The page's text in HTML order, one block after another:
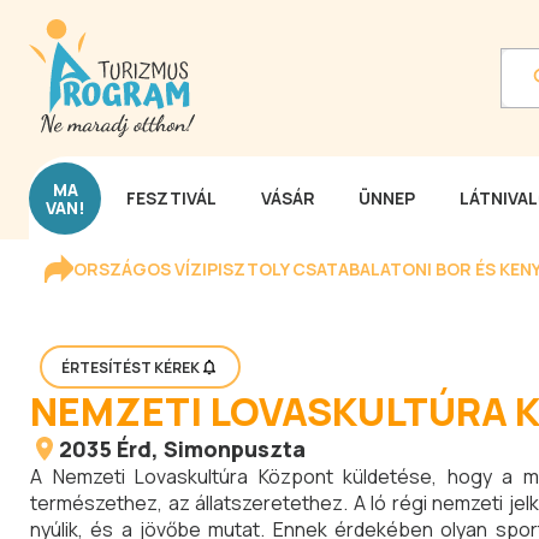
MA
VAN! FESZTIVÁL VÁSÁR ÜNNEP
ORSZÁGOS VÍZIPISZTOLY CSATABALATONI BOR ÉS
ÉRTESÍTÉST KÉREK
NEMZETI LOVASKULTÚRA
2035 Érd, Simonpuszta
A Nemzeti Lovaskultúra Központ küldetése, hogy a
természethez, az állatszeretethez. A ló régi nemzeti
nyúlik, és a jövőbe mutat. Ennek érdekében olyan